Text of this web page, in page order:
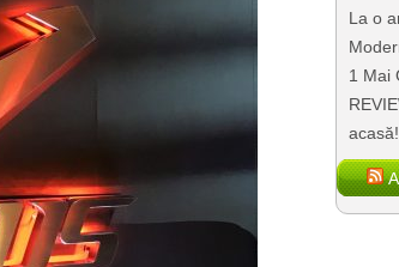
La o
1 Mai
acasă!